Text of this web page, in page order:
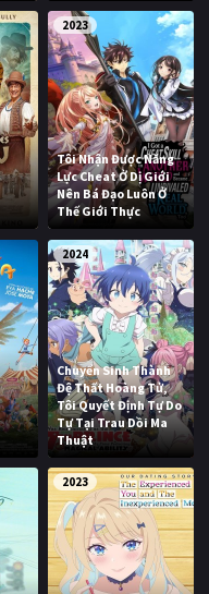
2023
Tôi Nhận Được Năng
Lực Cheat Ở Dị Giới
Nên Bá Đạo Luôn Ở
Thế Giới Thực
2024
Chuyển Sinh Thành
Đệ Thất Hoàng Tử,
Tôi Quyết Định Tự Do
Tự Tại Trau Dồi Ma
Thuật
2023